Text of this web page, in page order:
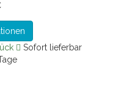
Sofort lieferbar